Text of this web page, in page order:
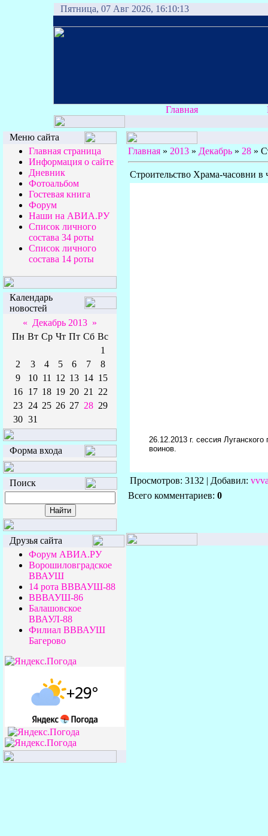
Пятница, 07 Авг 2026, 16:10:13
Главная
Меню сайта
Главная страница
Информация о сайте
Дневник
Фотоальбом
Гостевая книга
Форум
Наши на АВИА.РУ
Список личного
состава 34 роты
Список личного
состава 14 роты
Календарь
новостей
« Декабрь 2013 »
Пн Вт Ср Чт Пт Сб Вс
1
2
3 4 5 6 7
8
9
10 11 12 13 14 15
16 17 18 19 20 21
22
23 24 25 26 27 28 29
30 31
Форма входа
Поиск
Друзья сайта
Форум АВИА.РУ
Ворошиловградское
ВВАУШ
14 рота ВВВАУШ-88
ВВВАУШ-86
Балашовское
ВВАУЛ-88
Филиал ВВВАУШ
Багерово
Главная » 2013 » Декабрь » 28 »
Строительство Храма-часовни в
26.12.2013 г. сессия
воинов.
Просмотров: 3132 | Добавил:
Всего комментариев: 0